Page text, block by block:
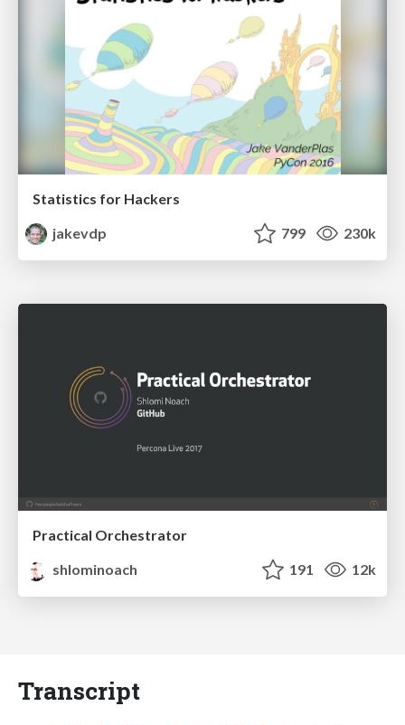
Statistics for Hackers
jakevdp
799 230k
Practical Orchestrator
shlominoach
191 12k
Transcript